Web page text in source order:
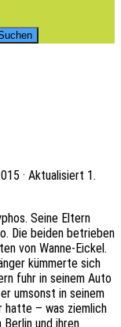
· Aktualisiert 1.
Seine Eltern
Die beiden betrie­ben
von Wanne-Eickel.
kümmer­te sich
fuhr in seinem Auto
umsonst in seinem
hatte – was ziem­lich
und ihren